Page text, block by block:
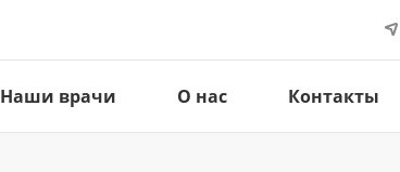
Наши врачи О нас Контакты